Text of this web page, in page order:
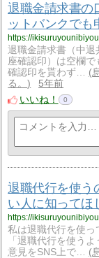
退職金請求書の
ットバンクでも
退職金請求書（中退
座確認印）は空欄
確認印を貰わず…
る。
5年前
いいね！
0
退職代行を使う
い人に知ってほ
https://
私は退職代行を使っ
「退職代行を使う
意見をSNS上で…